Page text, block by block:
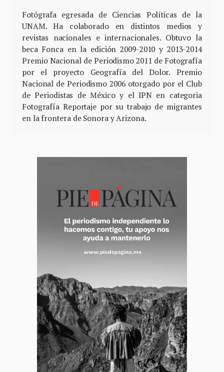
Fotógrafa egresada de Ciencias Políticas de la
UNAM. Ha colaborado en distintos medios y
revistas nacionales e internacionales. Obtuvo la
beca Fonca en la edición 2009-2010 y 2013-2014
Premio Nacional de Periodismo 2011 de Fotografía
por el proyecto Geografía del Dolor. Premio
Nacional de Periodismo 2006 otorgado por el Club
de Periodistas de México y el IPN en categoria
Fotografía Reportaje por su trabajo de migrantes
en la frontera de Sonora y Arizona.